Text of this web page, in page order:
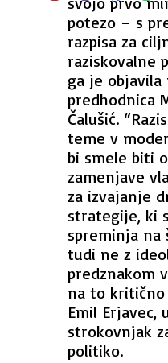
potezo – s
razpisa za
raziskovalne
ga je objavila
predhodnica
Čalušić.
teme v
bi smele biti
zamenjave
za izvajanje
strategije, ki
spreminja
tudi ne z
predznakom
na to kritično
Emil Erjavec,
strokovnjak
politiko.